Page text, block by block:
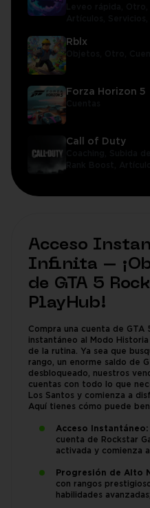
Rblx
Forza Horizon 5
Call of Duty
Acceso
Infinita –
de GTA 5
PlayHub!
Compra una cuenta de GTA
instantáneo al Modo
de la rutina. Ya sea que
rango, un enorme saldo de
desbloqueado, nuestros
cuentas con todo lo que
Los Santos y comienza a
Aquí tienes cómo puede
Acceso Instantáneo:
cuenta de Rockstar
activada y comienza
Progresión de Alto
con rangos
habilidades avanzadas;